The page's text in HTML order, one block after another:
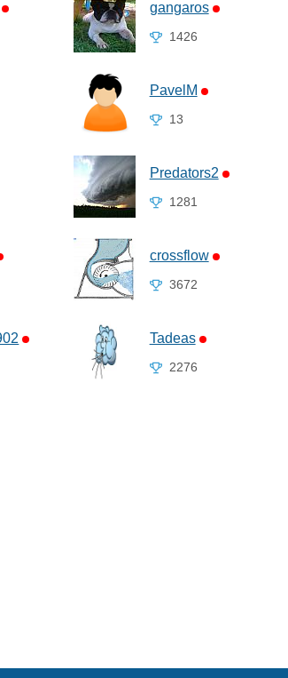
gangaros
1426
PavelM
13
Predators2
1281
crossflow
3672
Tadeas
2276